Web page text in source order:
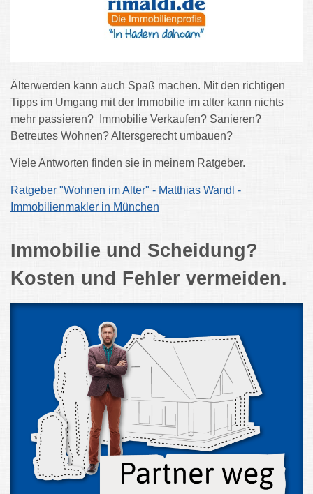
Älterwerden kann auch Spaß machen. Mit den richtigen
Tipps im Umgang mit der Immobilie im alter kann nichts
mehr passieren?
Immobilie Verkaufen? Sanieren?
Betreutes Wohnen? Altersgerecht umbauen?
Viele Antworten finden sie in meinem Ratgeber.
Ratgeber "Wohnen im Alter" - Matthias Wandl -
Immobilienmakler in München
Immobilie und Scheidung?
Kosten und Fehler vermeiden.